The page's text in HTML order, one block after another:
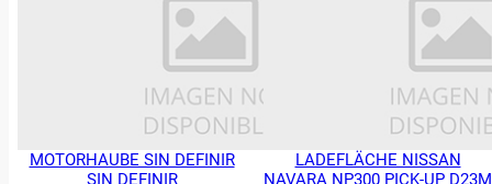
MOTORHAUBE SIN DEFINIR
SIN DEFINIR
LADEFLÄCHE NISSAN
NAVARA NP300 PICK-UP D23M